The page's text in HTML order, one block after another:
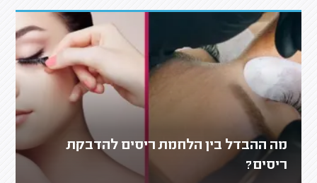
מה ההבדל בין הלחמת ריסים להדבקת
ריסים?